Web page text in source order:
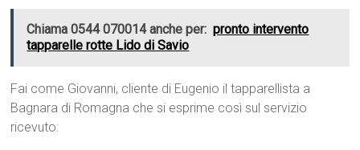
Chiama 0544 070014 anche per: pronto intervento
tapparelle rotte Lido di Savio
Fai come Giovanni, cliente di Eugenio il tapparellista a
Bagnara di Romagna che si esprime così sul servizio
ricevuto: